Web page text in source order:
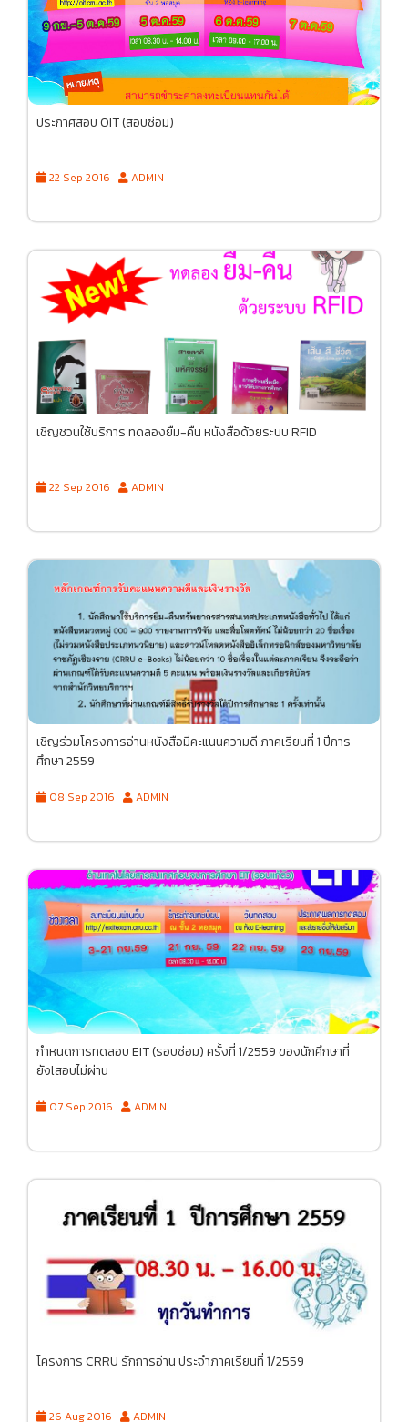
ประกาศสอบ OIT (สอบซ่อม)
22 Sep 2016 ADMIN
เชิญชวนใช้บริการ ทดลองยืม-คืน หนังสือด้วยระบบ RFID
22 Sep 2016 ADMIN
เชิญร่วมโครงการอ่านหนังสือมีคะแนนความดี ภาคเรียนที่ 1 ปีการ
ศึกษา 2559
08 Sep 2016 ADMIN
กำหนดการทดสอบ EIT (รอบซ่อม) ครั้งที่ 1/2559 ของนักศึกษาที่
ยังlสอบไม่ผ่าน
07 Sep 2016 ADMIN
โครงการ CRRU รักการอ่าน ประจำภาคเรียนที่ 1/2559
26 Aug 2016 ADMIN